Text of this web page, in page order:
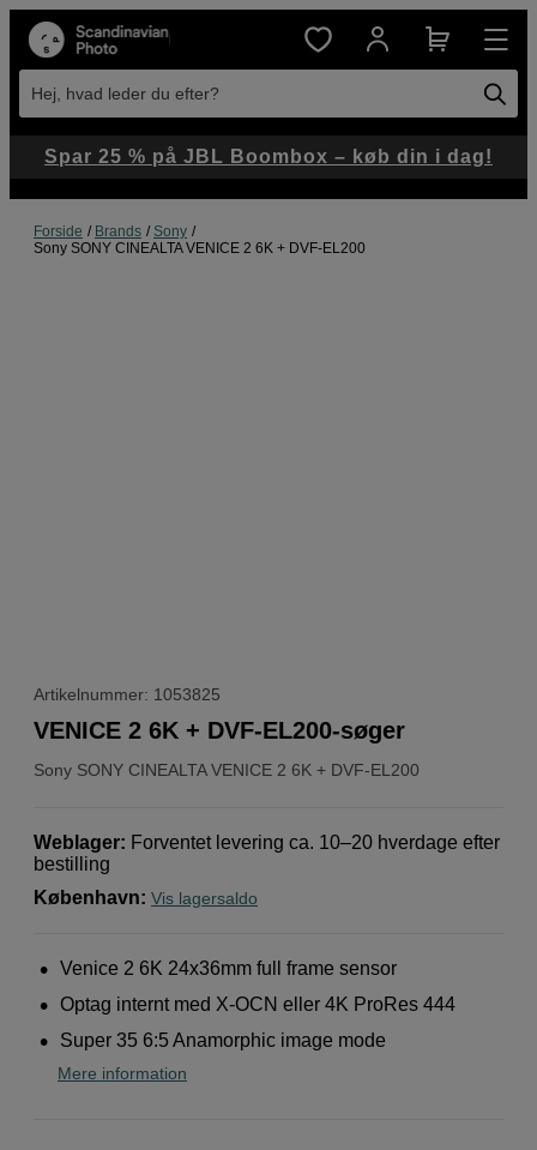
Hej, hvad leder du efter?
Forside Brands
Sony
Sony SONY CINEALTA VENICE 2 6K + DVF-EL200
Artikelnummer: 1053825
Sony SONY CINEALTA VENICE 2 6K + DVF-EL200
VENICE 2 6K + DVF-EL200-søger
Weblager: Forventet levering ca. 10–20 hverdage efter
bestilling
København: Vis lagersaldo
Venice 2 6K 24x36mm full frame sensor
Optag internt med X-OCN eller 4K ProRes 444
Super 35 6:5 Anamorphic image mode
Mere information
Spar 25 % på JBL Boombox – køb din i dag!